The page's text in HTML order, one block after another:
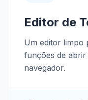
Editor de
Um editor limpo
funções de
navegador.